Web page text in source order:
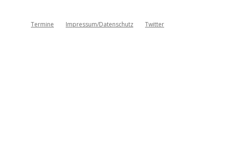
Termine Impressum/Datenschutz Twitter